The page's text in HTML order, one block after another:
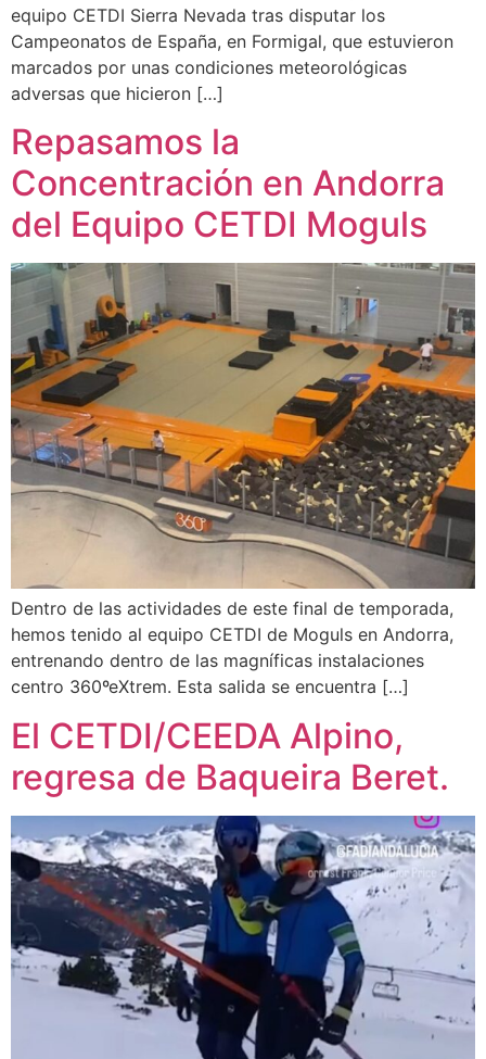
equipo CETDI Sierra Nevada tras disputar los
Campeonatos de España, en Formigal, que estuvieron
marcados por unas condiciones meteorológicas
adversas que hicieron […]
Repasamos la
Concentración en Andorra
del Equipo CETDI Moguls
Dentro de las actividades de este final de temporada,
hemos tenido al equipo CETDI de Moguls en Andorra,
entrenando dentro de las magníficas instalaciones
centro 360ºeXtrem. Esta salida se encuentra […]
El CETDI/CEEDA Alpino,
regresa de Baqueira Beret.